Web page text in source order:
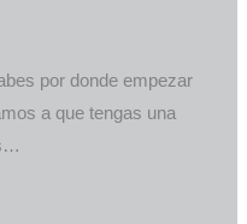
por donde empezar
a que tengas una